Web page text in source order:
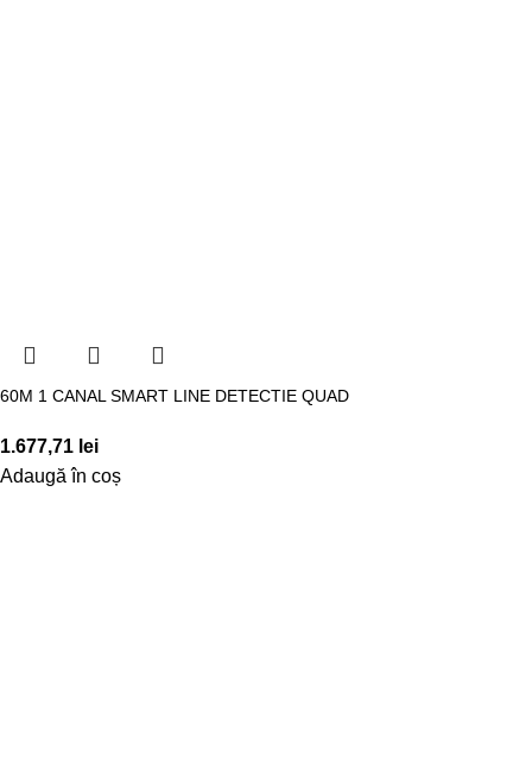
60M 1 CANAL SMART LINE DETECTIE QUAD
1.677,71 lei
Adaugă în coș